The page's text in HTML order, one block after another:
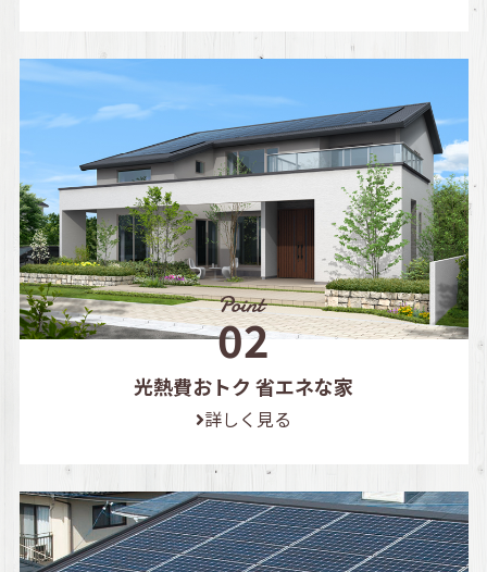
光熱費おトク 省エネな家
詳しく見る